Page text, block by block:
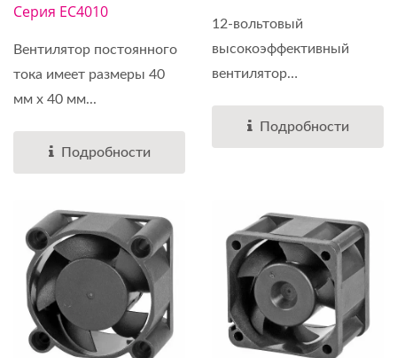
Серия EC4010
Вентилятор постоянного
тока имеет размеры 40
мм x 40 мм...
Подробности
12-вольтовый
высокоэффективный
вентилятор
Подробности